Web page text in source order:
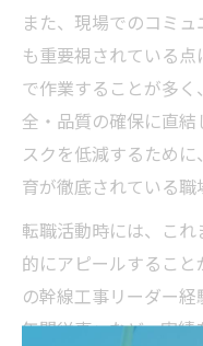
また、現場でのコミ
も重要視されている
で作業することが多
全・品質の確保に直
スクを低減するため
育が徹底されている職
転職活動時には、こ
的にアピールするこ
の幹線工事リーダー
年間従事」など、実